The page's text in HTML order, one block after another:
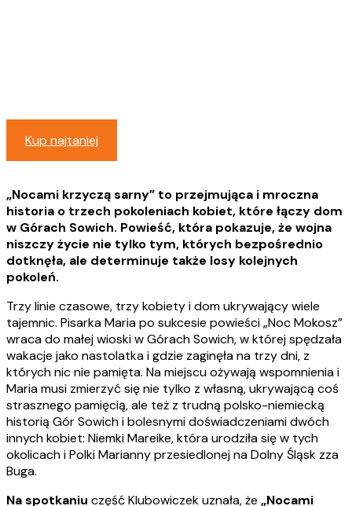
Kup najtaniej
„Nocami krzyczą sarny” to przejmująca i mroczna
historia o trzech pokoleniach kobiet, które łączy dom
w Górach Sowich. Powieść, która pokazuje, że wojna
niszczy życie nie tylko tym, których bezpośrednio
dotknęła, ale determinuje także losy kolejnych
pokoleń.
Trzy linie czasowe, trzy kobiety i dom ukrywający wiele
tajemnic. Pisarka Maria po sukcesie powieści „Noc Mokosz”
wraca do małej wioski w Górach Sowich, w której spędzała
wakacje jako nastolatka i gdzie zaginęła na trzy dni, z
których nic nie pamięta. Na miejscu ożywają wspomnienia i
Maria musi zmierzyć się nie tylko z własną, ukrywającą coś
strasznego pamięcią, ale też z trudną polsko-niemiecką
historią Gór Sowich i bolesnymi doświadczeniami dwóch
innych kobiet: Niemki Mareike, która urodziła się w tych
okolicach i Polki Marianny przesiedlonej na Dolny Śląsk zza
Buga.
Na spotkaniu część Klubowiczek uznała, że „Nocami